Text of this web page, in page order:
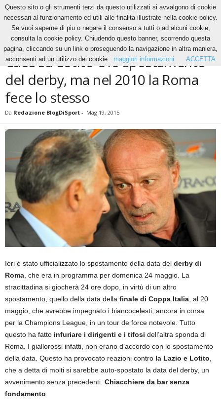
News Caos su Lotito e lo spostamento del derby, ma nel 2010 la...
NEWS
Caos su Lotito e lo spostamento
del derby, ma nel 2010 la Roma
fece lo stesso
Da Redazione BlogDiSport - Mag 19, 2015
Ieri è stato ufficializzato lo spostamento della data del derby di
Roma , che era in programma per domenica 24 maggio. La
stracittadina si giocherà 24 ore dopo, in virtù di un altro
spostamento, quello della data della finale di Coppa Italia , al 20
maggio, che avrebbe impegnato i biancocelesti, ancora in corsa
per la Champions League, in un tour de force notevole. Tutto
questo ha fatto infuriare i dirigenti e i tifosi dell’altra sponda di
Roma. I giallorossi infatti, non erano d’accordo con lo spostamento
della data. Questo ha provocato reazioni contro la Lazio e Lotito
che a detta di molti si sarebbe auto-spostato la data del derby, un
avvenimento senza precedenti. Chiacchiere da bar senza
fondamento
Questo sito o gli strumenti terzi da questo utilizzati si avvalgono di cookie
necessari al funzionamento ed utili alle finalita illustrate nella cookie policy.
Se vuoi saperne di piu o negare il consenso a tutti o ad alcuni cookie,
consulta la cookie policy. Chiudendo questo banner, scorrendo questa
pagina, cliccando su un link o proseguendo la navigazione in altra maniera,
acconsenti ad un utilizzo dei cookie.
maggiori informazioni ACCETTA